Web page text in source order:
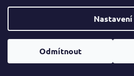
Nastavení
Odmítnout
KONTAKT
eshop@isostar.cz